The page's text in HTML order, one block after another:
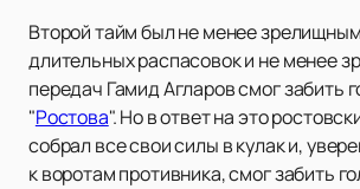
Второй тайм был не менее
длительных распасовок и не менее
передач Гамид Агларов смог забить
"Ростова". Но в ответ на это
собрал все свои силы в кулак и,
к воротам противника, смог забить